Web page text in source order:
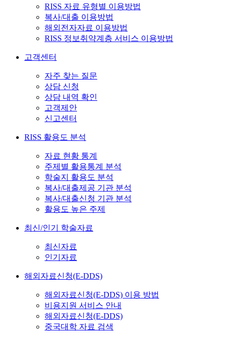
RISS 자료 유형별 이용방법
복사/대출 이용방법
해외전자자료 이용방법
RISS 정보취약계층 서비스 이용방법
고객센터
자주 찾는 질문
상담 신청
상담 내역 확인
고객제안
신고센터
RISS 활용도 분석
자료 현황 통계
주제별 활용통계 분석
학술지 활용도 분석
복사/대출제공 기관 분석
복사/대출신청 기관 분석
활용도 높은 주제
최신/인기 학술자료
최신자료
인기자료
해외자료신청(E-DDS)
해외자료신청(E-DDS) 이용 방법
비용지원 서비스 안내
해외자료신청(E-DDS)
중국대학 자료 검색